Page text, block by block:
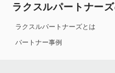
ラクスルパートナー
ラクスルパートナーズとは
パートナー事例